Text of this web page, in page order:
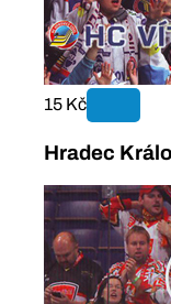
15 Kč
Hradec